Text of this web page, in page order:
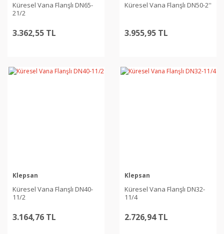
Küresel Vana Flanşlı DN65-
21/2
3.362,55 TL
Küresel Vana Flanşlı DN50-2''
3.955,95 TL
Klepsan
Küresel Vana Flanşlı DN40-
11/2
3.164,76 TL
Klepsan
Küresel Vana Flanşlı DN32-
11/4
2.726,94 TL